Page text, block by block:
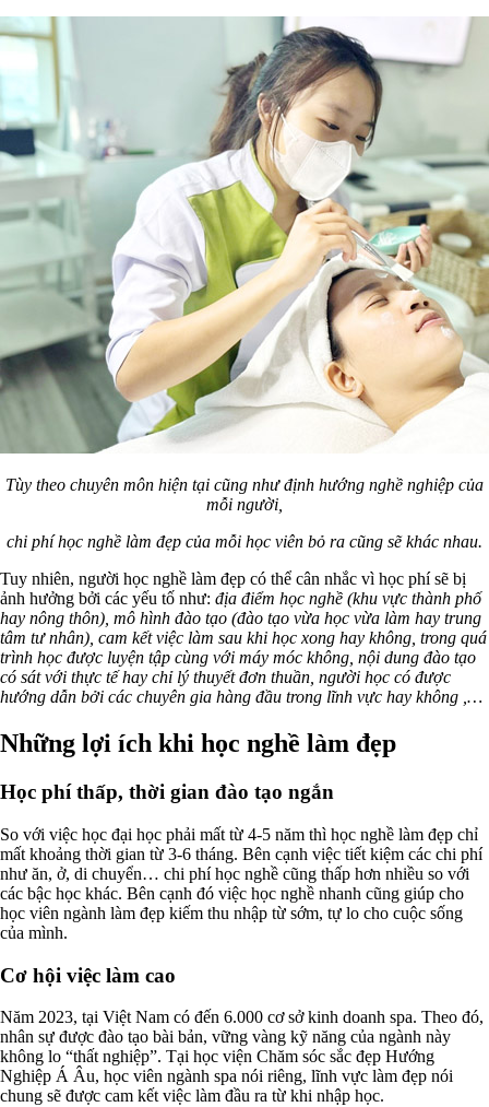
Tùy theo chuyên môn hiện tại cũng như định hướng nghề nghiệp của
mỗi người,
chi phí học nghề làm đẹp của mỗi học viên bỏ ra cũng sẽ khác nhau.
Tuy nhiên, người học nghề làm đẹp có thể cân nhắc vì học phí sẽ bị
ảnh hưởng bởi các yếu tố như: địa điểm học nghề (khu vực thành phố
hay nông thôn), mô hình đào tạo (đào tạo vừa học vừa làm hay trung
tâm tư nhân), cam kết việc làm sau khi học xong hay không, trong quá
trình học được luyện tập cùng với máy móc không, nội dung đào tạo
có sát với thực tế hay chỉ lý thuyết đơn thuần, người học có được
hướng dẫn bởi các chuyên gia hàng đầu trong lĩnh vực hay không ,…
Những lợi ích khi học nghề làm đẹp
Học phí thấp, thời gian đào tạo ngắn
So với việc học đại học phải mất từ 4-5 năm thì học nghề làm đẹp chỉ
mất khoảng thời gian từ 3-6 tháng. Bên cạnh việc tiết kiệm các chi phí
như ăn, ở, di chuyển… chi phí học nghề cũng thấp hơn nhiều so với
các bậc học khác. Bên cạnh đó việc học nghề nhanh cũng giúp cho
học viên ngành làm đẹp kiếm thu nhập từ sớm, tự lo cho cuộc sống
của mình.
Cơ hội việc làm cao
Năm 2023, tại Việt Nam có đến 6.000 cơ sở kinh doanh spa. Theo đó,
nhân sự được đào tạo bài bản, vững vàng kỹ năng của ngành này
không lo “thất nghiệp”. Tại học viện Chăm sóc sắc đẹp Hướng
Nghiệp Á Âu, học viên ngành spa nói riêng, lĩnh vực làm đẹp nói
chung sẽ được cam kết việc làm đầu ra từ khi nhập học.